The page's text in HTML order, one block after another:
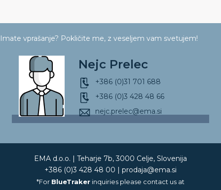
Imate vprašanje? Pokličite me, z veseljem vam svetujem!
Nejc Prelec
+386 (0)31 701 688
+386 (0)3 428 48 66
nejc.prelec@ema.si
EMA d.o.o. | Teharje 7b, 3000 Celje, Slovenija
+386 (0)3 428 48 00
prodaja@ema.si
*For BlueTraker inquiries please contact us at